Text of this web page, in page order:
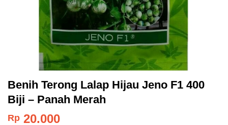
Benih Terong Lalap Hijau Jeno F1 400
Biji – Panah Merah
Rp 20.000